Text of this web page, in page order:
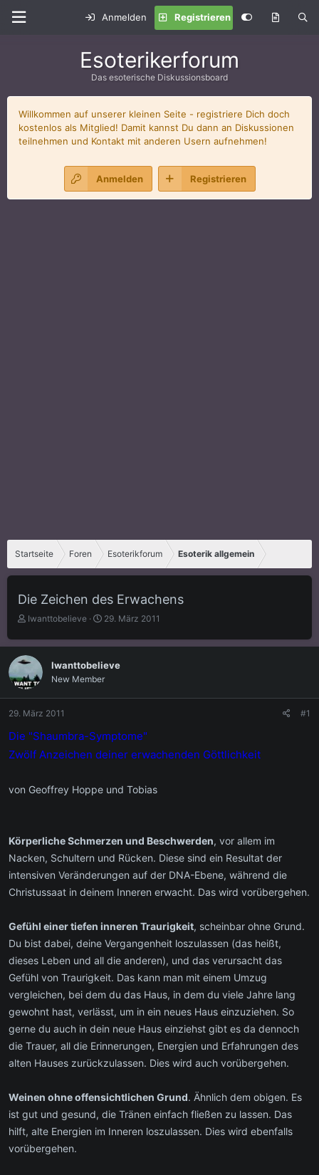
Anmelden Registrieren
Esoterikerforum
Das esoterische Diskussionsboard
Willkommen auf unserer kleinen Seite - registriere Dich doch
kostenlos als Mitglied! Damit kannst Du dann an Diskussionen
teilnehmen und Kontakt mit anderen Usern aufnehmen!
Anmelden Registrieren
Startseite Foren Esoterikforum Esoterik allgemein
Die Zeichen des Erwachens
E
s
t
l
r
Iwanttobelieve
E
s
e
l
m
29. März 2011
Iwanttobelieve
New Member
29. März 2011 #1
Die "Shaumbra-Symptome"
Zwölf Anzeichen deiner erwachenden Göttlichkeit
von Geoffrey Hoppe und Tobias
Körperliche Schmerzen und Beschwerden, vor allem im
Nacken, Schultern und Rücken. Diese sind ein Resultat der
intensiven Veränderungen auf der DNA-Ebene, während die
Christussaat in deinem Inneren erwacht. Das wird vorübergehen.
Gefühl einer tiefen inneren Traurigkeit, scheinbar ohne Grund.
Du bist dabei, deine Vergangenheit loszulassen (das heißt,
dieses Leben und all die anderen), und das verursacht das
Gefühl von Traurigkeit. Das kann man mit einem Umzug
vergleichen, bei dem du das Haus, in dem du viele Jahre lang
gewohnt hast, verlässt, um in ein neues Haus einzuziehen. So
gerne du auch in dein neue Haus einziehst gibt es da dennoch
die Trauer, all die Erinnerungen, Energien und Erfahrungen des
alten Hauses zurückzulassen. Dies wird auch vorübergehen.
Weinen ohne offensichtlichen Grund. Ähnlich dem obigen. Es
ist gut und gesund, die Tränen einfach fließen zu lassen. Das
hilft, alte Energien im Inneren loszulassen. Dies wird ebenfalls
vorübergehen.